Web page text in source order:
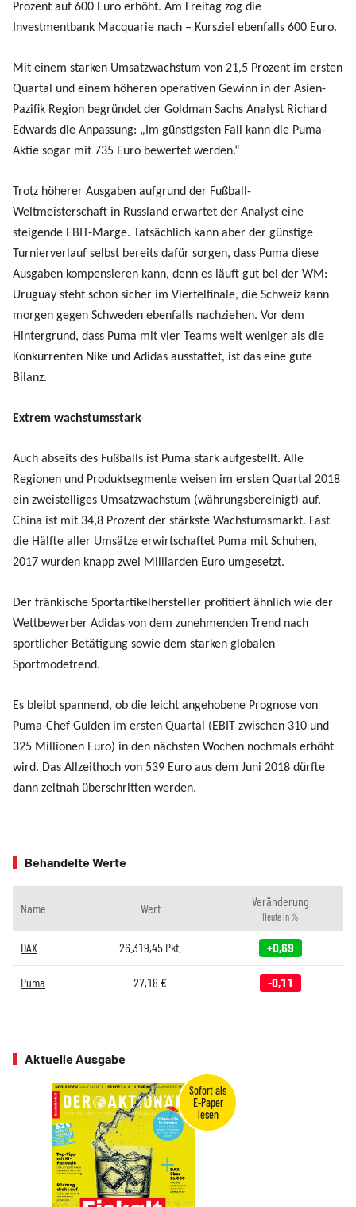
Prozent auf 600 Euro erhöht. Am Freitag zog die
Investmentbank Macquarie nach – Kursziel ebenfalls 600 Euro.
Mit einem starken Umsatzwachstum von 21,5 Prozent im ersten
Quartal und einem höheren operativen Gewinn in der Asien-
Pazifik Region begründet der Goldman Sachs Analyst Richard
Edwards die Anpassung: „Im günstigsten Fall kann die Puma-
Aktie sogar mit 735 Euro bewertet werden.“
Trotz höherer Ausgaben aufgrund der Fußball-
Weltmeisterschaft in Russland erwartet der Analyst eine
steigende EBIT-Marge. Tatsächlich kann aber der günstige
Turnierverlauf selbst bereits dafür sorgen, dass Puma diese
Ausgaben kompensieren kann, denn es läuft gut bei der WM:
Uruguay steht schon sicher im Viertelfinale, die Schweiz kann
morgen gegen Schweden ebenfalls nachziehen. Vor dem
Hintergrund, dass Puma mit vier Teams weit weniger als die
Konkurrenten Nike und Adidas ausstattet, ist das eine gute
Bilanz.
Extrem wachstumsstark
Auch abseits des Fußballs ist Puma stark aufgestellt. Alle
Regionen und Produktsegmente weisen im ersten Quartal 2018
ein zweistelliges Umsatzwachstum (währungsbereinigt) auf,
China ist mit 34,8 Prozent der stärkste Wachstumsmarkt. Fast
die Hälfte aller Umsätze erwirtschaftet Puma mit Schuhen,
2017 wurden knapp zwei Milliarden Euro umgesetzt.
Der fränkische Sportartikelhersteller profitiert ähnlich wie der
Wettbewerber Adidas von dem zunehmenden Trend nach
sportlicher Betätigung sowie dem starken globalen
Sportmodetrend.
Es bleibt spannend, ob die leicht angehobene Prognose von
Puma-Chef Gulden im ersten Quartal (EBIT zwischen 310 und
325 Millionen Euro) in den nächsten Wochen nochmals erhöht
wird. Das Allzeithoch von 539 Euro aus dem Juni 2018 dürfte
dann zeitnah überschritten werden.
Behandelte Werte
Name Wert Veränderung
Heute in %
DAX 26.319,45 Pkt. +0,69
Puma 27,18 € -0,11
Aktuelle Ausgabe